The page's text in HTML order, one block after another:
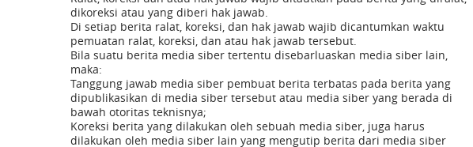
dikoreksi atau yang diberi hak jawab.
Di setiap berita ralat, koreksi, dan hak jawab wajib dicantumkan waktu
pemuatan ralat, koreksi, dan atau hak jawab tersebut.
Bila suatu berita media siber tertentu disebarluaskan media siber lain,
maka:
Tanggung jawab media siber pembuat berita terbatas pada berita yang
dipublikasikan di media siber tersebut atau media siber yang berada di
bawah otoritas teknisnya;
Koreksi berita yang dilakukan oleh sebuah media siber, juga harus
dilakukan oleh media siber lain yang mengutip berita dari media siber